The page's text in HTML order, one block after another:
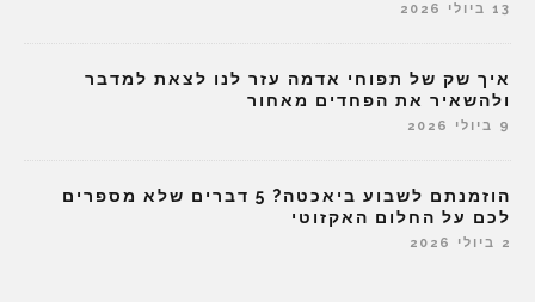
13 ביולי 2026
איך שק של תפוחי אדמה עזר לנו לצאת למדבר
ולהשאיר את הפחדים מאחור
9 ביולי 2026
הוזמנתם לשבוע ביאכטה? 5 דברים שלא מספרים
לכם על החלום האקזוטי
2 ביולי 2026